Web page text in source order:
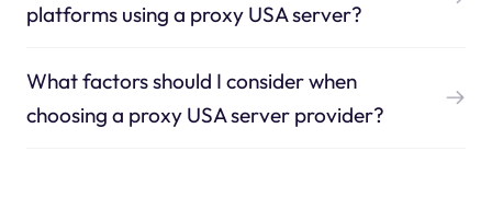
platforms using a proxy USA server?
What factors should I consider when
choosing a proxy USA server provider?